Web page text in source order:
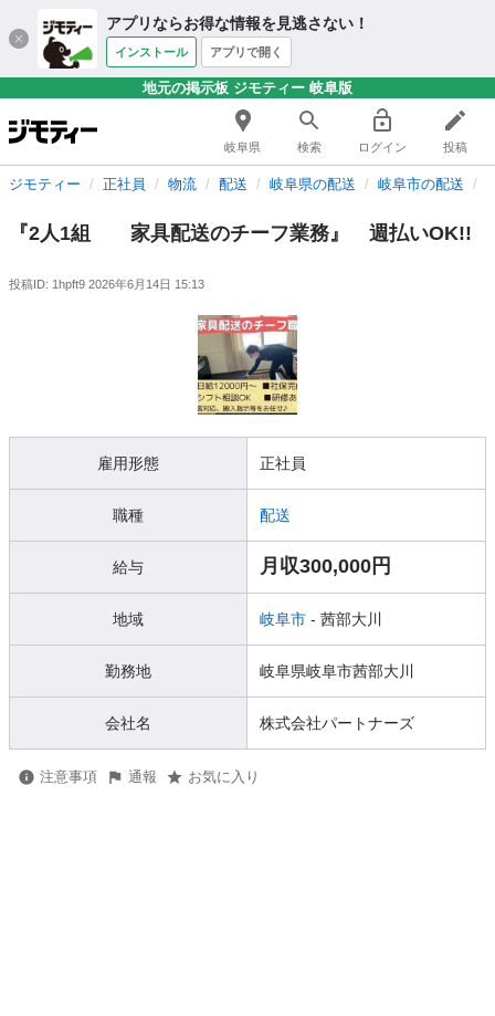
アプリならお得な情報を見逃さない！
インストール アプリで開く
地元の掲示板 ジモティー 岐阜版
岐阜県 検索 ログイン 投稿
ジモティー 正社員 物流 配送 岐阜県の配送 岐阜市の配送
『2人1組 家具配送のチーフ業務』 週払いOK!!
投稿ID: 1hpft9 2026年6月14日 15:13
雇用形態 正社員
職種 配送
給与 月収300,000円
地域 岐阜市 - 茜部大川
勤務地 岐阜県岐阜市茜部大川
会社名 株式会社パートナーズ
注意事項 通報 お気に入り